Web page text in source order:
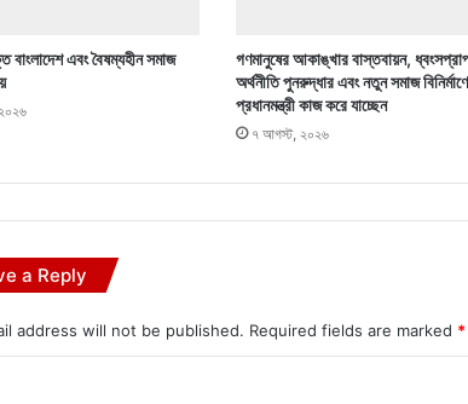
বাংলাদেশ এবং বৈষম্যহীন সমাজ
গণমানুষের আকাঙ্খার বাস্তবায়ন,
অর্থনীতি পুনরুদ্ধার এবং নতুন সমাজ বিনির্মাণে
প্রধানমন্ত্রী কাজ করে যাচ্ছেন
৭ আগস্ট, ২০২৬
a Reply
address will not be published. Required fields are marked *